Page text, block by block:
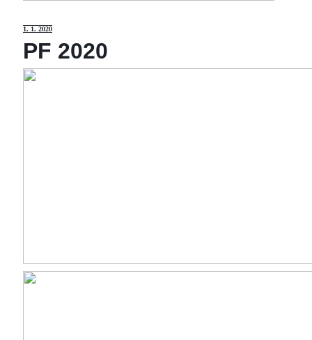
1. 1. 2020
PF 2020